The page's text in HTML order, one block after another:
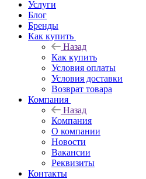
Услуги
Блог
Бренды
Как купить
Назад
Как купить
Условия оплаты
Условия доставки
Возврат товара
Компания
Назад
Компания
О компании
Новости
Вакансии
Реквизиты
Контакты